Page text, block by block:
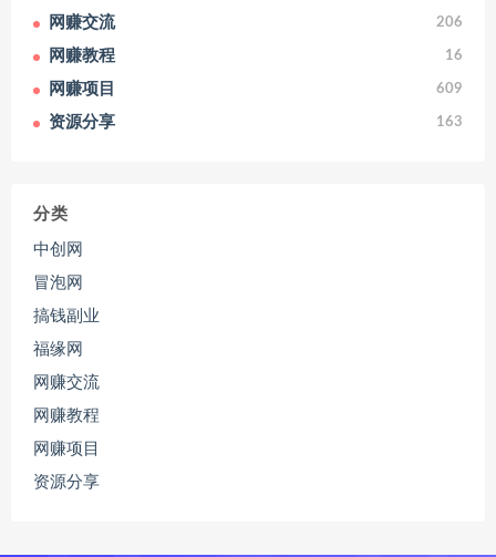
网赚交流 206
网赚教程 16
网赚项目 609
资源分享 163
分类
中创网
冒泡网
搞钱副业
福缘网
网赚交流
网赚教程
网赚项目
资源分享